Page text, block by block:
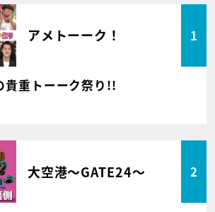
アメトーーク！ 1
貴重トーーク祭り!!
大空港～GATE24～ 2